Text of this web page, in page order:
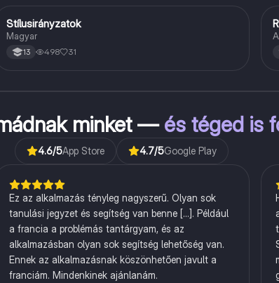
Magyar
Stílusirányzatok
Magyar
13 498 31
minket —és téged is
4.6/5App Store 4.7/5Google Play
Ez az alkalmazás tényleg nagyszerű. Olyan sok
tanulási jegyzet és segítség van benne [...]. Például
a francia a problémás tantárgyam, és az
alkalmazásban olyan sok segítség lehetőség van.
Ennek az alkalmazásnak köszönhetően javult a
franciám. Mindenkinek ajánlanám.